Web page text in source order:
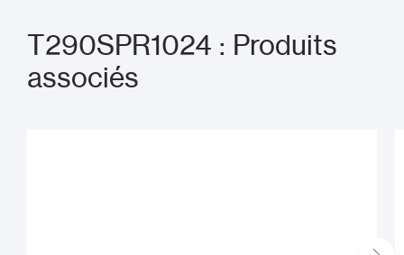
T290SPR1024 : Produits
associés